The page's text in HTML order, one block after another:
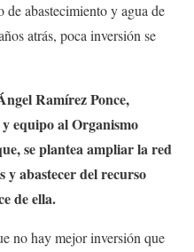
abastecimiento y agua de
atrás, poca inversión se
Ramírez Ponce,
equipo al Organismo
se plantea ampliar la red
y abastecer del recurso
de ella.
no hay mejor inversión que